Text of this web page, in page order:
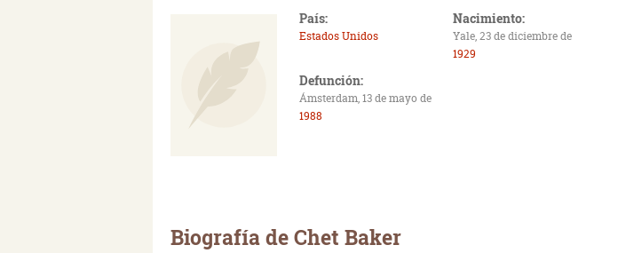
País:
Estados Unidos
Nacimiento:
Yale, 23 de diciembre de
1929
Defunción:
Ámsterdam, 13 de mayo de
1988
Biografía de Chet Baker